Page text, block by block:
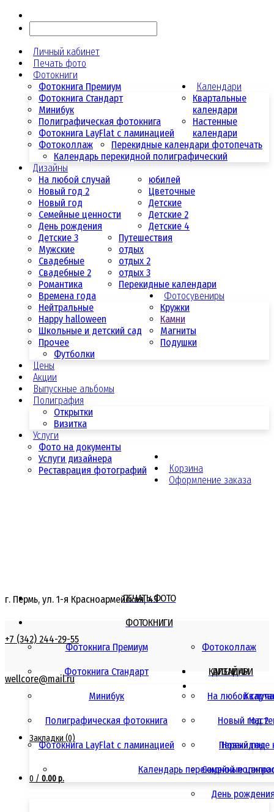
Личный кабинет
Печать фото
Фотокниги
Фотокнига Премиум
Фотокнига Стандарт
Минибук
Полиграфическая фотокнига
Фотокнига LayFlat с ламинацией
Фотоколлаж
Календари
Квартальные
календари
Настенные
календари
Перекидные календари фотопечать
Календарь перекидной полиграфический
Дизайны
На любой случай
Новый год 2
Новый год
Семейные ценности
День рождения
юбилей
Цветочные
Детские
Детские 2
Детские 4
Детские 3
Мужские
Свадебные
Свадебные 2
Романтика
Путешествия
отдых
отдых 2
отдых 3
Перекидные календари
Времена года
Нейтральные
Happy halloween
Школьные и детский сад
Прочее
Фотосувениры
Кружки
Камни
Магниты
Подушки
Футболки
Цены
Акции
Выпускные альбомы
Полиграфия
Открытки
Визитка
Услуги
Фото на документы
Услуги дизайнера
Реставрация фотографий
Корзина
Оформление заказа
г. Пермь, ул. 1-я Красноармейская, 43
+7 (342) 244-29-55
wellcore@mail.ru
Закладки (0)
0 / 0.00 р.
ПЕЧАТЬ ФОТО
ФОТОКНИГИ
Фотокнига Премиум
Фотокнига Стандарт
Минибук
Полиграфическая фотокнига
Фотокнига LayFlat с ламинацией
Фотоколлаж
КАЛЕНДАРИ
Перекидные
Календарь перекидной
ДИЗАЙНЫ
На любой
Новый год 2
Новый год
Семейные
День